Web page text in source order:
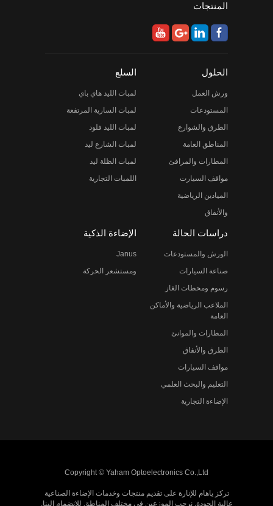
المنتجات
السلع
لمبات الليد هاي باي
لمبات السارية المرتفعة
لمبات الليد فلود
لمبات الشارع ليد
لمبات الظلة ليد
اللمبات التجارية
الحلول
ورش العمل
المستودعات
الطرق والشوارع
المناطق العامة
المطارات والمرافئ
مواقف السيارت
الميادين الرياضية
والأنفاق
الإضاءة الذكية
Janus
ومستشعر الحركة
دراسات الحالة
الورش والمستودعات
صناعة السيارات
رسوم ومحطات الغاز
الملاعب الرياضية والأماكن
العامة
المطارات والموانئ
الطرق والأنفاق
مواقف السيارات
التعليم والبحث العلمي
الإضاءة التجارية
Copyright © Yaham Optoelectronics Co.,Ltd
تركز ياهام للإنارة على تقديم منتجات وخدمات الإضاءة الصناعية
عالية الجودة. نرحب الموزعين في مختلف المناطق للانضمام إلينا.